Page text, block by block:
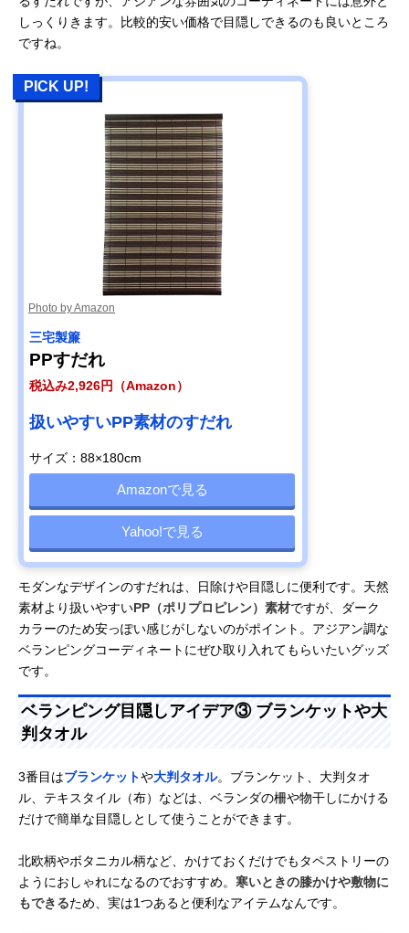
しっくりきます。比較的安い価格で目隠しできるのも良いところ
ですね。
PICK UP!
Photo by Amazon
三宅製簾
PPすだれ
税込み2,926円（Amazon）
扱いやすいPP素材のすだれ
サイズ：88×180cm
Amazonで見る
Yahoo!で見る
モダンなデザインのすだれは、日除けや目隠しに便利です。天然
素材より扱いやすいPP（ポリプロピレン）素材ですが、ダーク
カラーのため安っぽい感じがしないのがポイント。アジアン調な
ベランピングコーディネートにぜひ取り入れてもらいたいグッズ
です。
ベランピング目隠しアイデア③ ブランケットや大
判タオル
3番目はブランケットや大判タオル。ブランケット、大判タオ
ル、テキスタイル（布）などは、ベランダの柵や物干しにかける
だけで簡単な目隠しとして使うことができます。
北欧柄やボタニカル柄など、かけておくだけでもタペストリーの
ようにおしゃれになるのでおすすめ。 寒いときの膝かけや敷物に
もできるため、実は1つあると便利なアイテムなんです。